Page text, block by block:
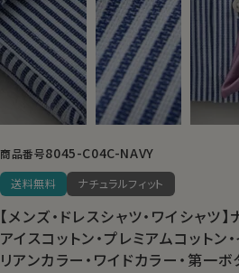
商品番号8045-C04C-NAVY
送料無料 ナチュラルフィット
【メンズ・ドレスシャツ・ワイシャツ】
アイスコットン・プレミアムコットン
リアンカラー・ワイドカラー・第一ボ